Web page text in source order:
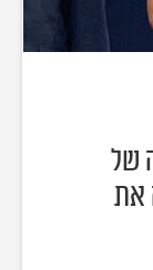
של
את